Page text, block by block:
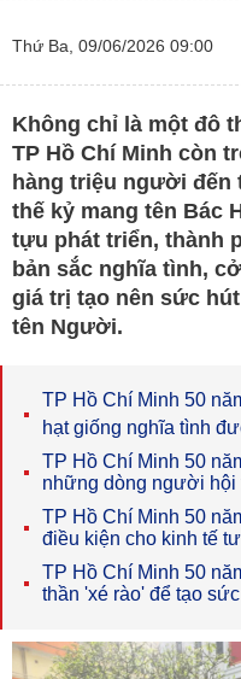
Thứ Ba, 09/06/2026 09:00
Không chỉ là một đô
TP Hồ Chí Minh còn
hàng triệu người đến
thế kỷ mang tên Bác
tựu phát triển, thành
bản sắc nghĩa tình,
giá trị tạo nên sức
tên Người.
TP Hồ Chí Minh 50
hạt giống nghĩa tình
TP Hồ Chí Minh 50
những dòng người hội
TP Hồ Chí Minh 50
điều kiện cho kinh tế
TP Hồ Chí Minh 50
thần 'xé rào' để tạo